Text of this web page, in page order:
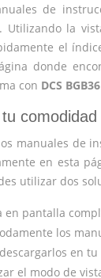
de
. Utilizando la
el
donde
con DCS BGB36
comodidad
manuales de
en esta
utilizar dos
en pantalla
los
en
el modo de